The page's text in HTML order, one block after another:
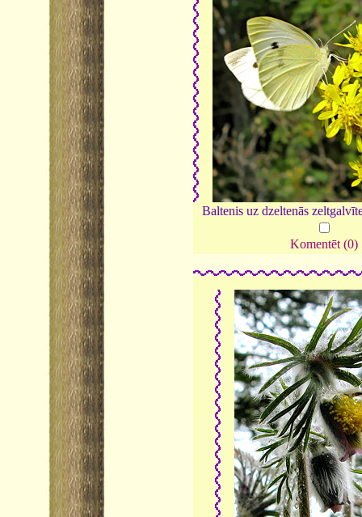
Baltenis uz dzeltenās
Komentēt (0)